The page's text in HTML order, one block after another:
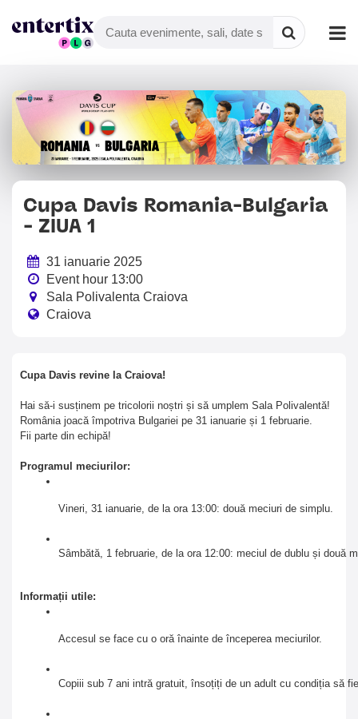
Cupa Davis revine la Craiova!
Hai să-i susținem pe tricolorii noștri și să umplem Sala Polivalentă!
România joacă împotriva Bulgariei pe 31 ianuarie și 1 februarie.
Fii parte din echipă!
Programul meciurilor:
Vineri, 31 ianuarie, de la ora 13:00: două meciuri de simplu.
Sâmbătă, 1 februarie, de la ora 12:00: meciul de dublu și două
Informații utile:
Accesul se face cu o oră înainte de începerea meciurilor.
Copiii sub 7 ani intră gratuit, însoțiți de un adult cu condiția să
Cupa Davis Romania-Bulgaria
- ZIUA 1
31 ianuarie 2025
Event hour 13:00
Sala Polivalenta Craiova
Craiova